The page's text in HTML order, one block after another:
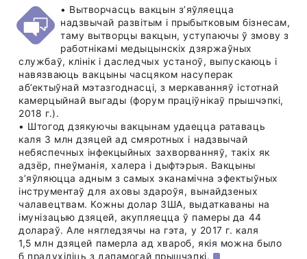
• Вытворчасць вакцын з’яўляецца
надзвычай развітым і прыбытковым бізнесам,
таму вытворцы вакцын, уступаючы ў змову з
работнікамі медыцынскіх дзяржаўных
службаў, клінік і даследчых устаноў, выпускаюць і
навязваюць вакцыны часцяком насуперак
аб’ектыўнай мэтазгоднасці, з меркаванняў істотнай
камерцыйнай выгады (форум праціўнікаў прышчэпкі,
2018 г.).
• Штогод дзякуючы вакцынам удаецца ратаваць
каля 3 млн дзяцей ад смяротных і надзвычай
небяспечных інфекцыйных захворванняў, такіх як
адзёр, пнеўманія, халера і дыфтэрыя. Вакцыны
з’яўляюцца адным з самых эканамічна эфектыўных
інструментаў для аховы здароўя, вынайдзеных
чалавецтвам. Кожны долар ЗША, выдаткаваны на
імунізацыю дзяцей, акупляецца ў памеры да 44
долараў. Але нягледзячы на гэта, у 2017 г. каля
1,5 млн дзяцей памерла ад хвароб, якія можна было
б прадухіліць з дапамогай прышчэпкі.